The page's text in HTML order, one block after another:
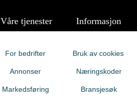
Våre tjenester Informasjon
For bedrifter
Annonser
Markedsføring
Bruk av cookies
Næringskoder
Bransjesøk